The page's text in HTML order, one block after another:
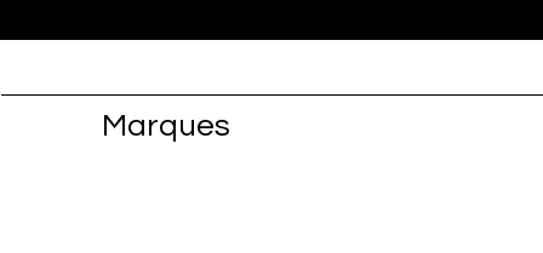
Marques